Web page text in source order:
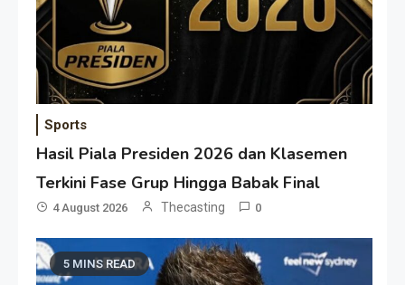
Sports
Hasil Piala Presiden 2026 dan Klasemen
Terkini Fase Grup Hingga Babak Final
4 August 2026 Thecasting 0
5 MINS READ